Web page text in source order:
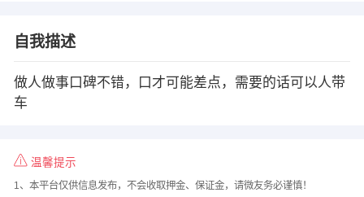
自我描述
做人做事口碑不错，口才可能差点，需要的话可以人带
车
温馨提示
1、本平台仅供信息发布，不会收取押金、保证金，请微友务必谨慎！